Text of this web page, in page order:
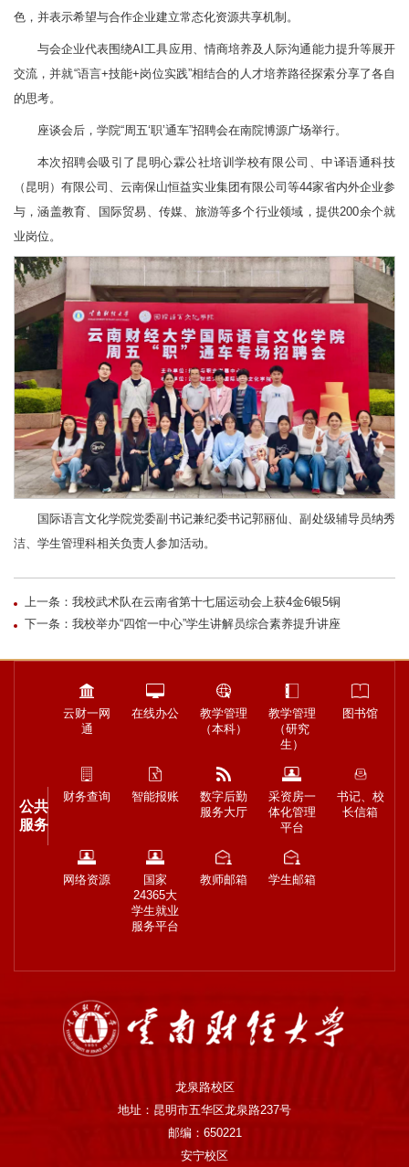
色，并表示希望与合作企业建立常态化资源共享机制。
与会企业代表围绕AI工具应用、情商培养及人际沟通能力提升等展开
交流，并就“语言+技能+岗位实践”相结合的人才培养路径探索分享了各自
的思考。
座谈会后，学院“周五‘职’通车”招聘会在南院博源广场举行。
本次招聘会吸引了昆明心霖公社培训学校有限公司、中译语通科技
（昆明）有限公司、云南保山恒益实业集团有限公司等44家省内外企业参
与，涵盖教育、国际贸易、传媒、旅游等多个行业领域，提供200余个就
业岗位。
国际语言文化学院党委副书记兼纪委书记郭丽仙、副处级辅导员纳秀
洁、学生管理科相关负责人参加活动。
上一条：我校武术队在云南省第十七届运动会上获4金6银5铜
下一条：我校举办“四馆一中心”学生讲解员综合素养提升讲座
公共
服务
云财一网
通
在线办公
教学管理
（本科）
教学管理
（研究
生）
图书馆
财务查询 智能报账
数字后勤
服务大厅
采资房一
体化管理
平台
书记、校
长信箱
网络资源
国家
24365大
学生就业
服务平台
教师邮箱 学生邮箱
龙泉路校区
地址：昆明市五华区龙泉路237号
邮编：650221
安宁校区